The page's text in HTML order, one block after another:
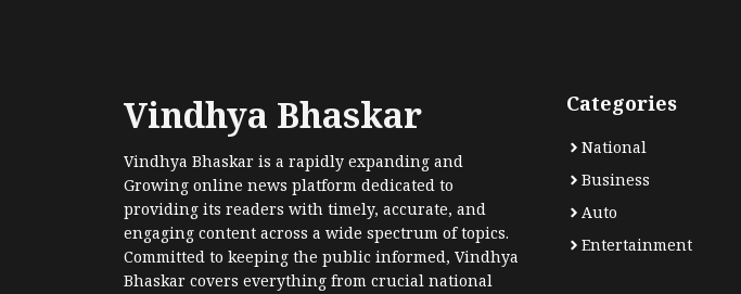
Vindhya Bhaskar
Vindhya Bhaskar is a rapidly expanding and
Growing online news platform dedicated to
providing its readers with timely, accurate, and
engaging content across a wide spectrum of topics.
Committed to keeping the public informed, Vindhya
Bhaskar covers everything from crucial national
Categories
National
Business
Auto
Entertainment